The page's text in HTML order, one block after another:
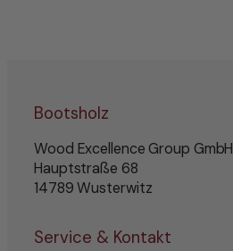
Bootsholz
Wood Excellence Group GmbH
Hauptstraße 68
14789 Wusterwitz
Service & Kontakt